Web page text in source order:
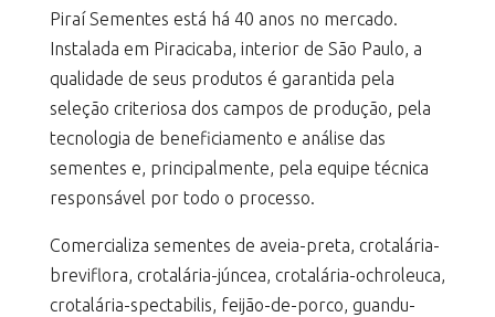
Piraí Sementes está há 40 anos no mercado.
Instalada em Piracicaba, interior de São Paulo, a
qualidade de seus produtos é garantida pela
seleção criteriosa dos campos de produção, pela
tecnologia de beneficiamento e análise das
sementes e, principalmente, pela equipe técnica
responsável por todo o processo.
Comercializa sementes de aveia-preta, crotalária-
breviflora, crotalária-júncea, crotalária-ochroleuca,
crotalária-spectabilis, feijão-de-porco, guandu-